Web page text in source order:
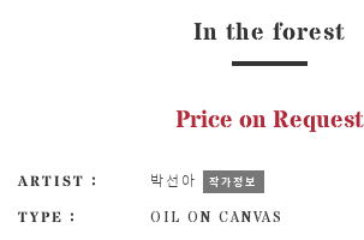
In the forest
Price on Request
ARTIST : 박선아 작가정보
TYPE :
OIL ON CANVAS